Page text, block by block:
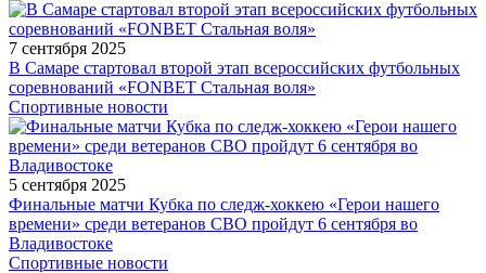
7 сентября 2025
В Самаре стартовал второй этап всероссийских футбольных
соревнований «FONBET Стальная воля»
Спортивные новости
5 сентября 2025
Финальные матчи Кубка по следж-хоккею «Герои нашего
времени» среди ветеранов СВО пройдут 6 сентября во
Владивостоке
Спортивные новости